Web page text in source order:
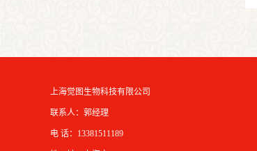
上海觉图生物科技有限公司
联系人：郭经理
电 话：13381511189